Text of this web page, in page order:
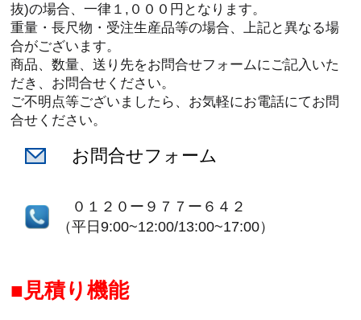
抜)の場合、一律１,０００円となります。
重量・長尺物・受注生産品等の場合、上記と異なる場
合がございます。
商品、数量、送り先をお問合せフォームにご記入いた
だき、お問合せください。
ご不明点等ございましたら、お気軽にお電話にてお問
合せください。
お問合せフォーム
０１２０ー９７７ー６４２
（平日9:00~12:00/13:00~17:00）
見積り機能